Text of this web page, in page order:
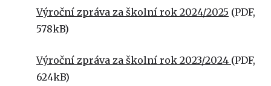
Výroční zpráva za školní rok 2024/2025 (PDF,
578kB)
Výroční zpráva za školní rok 2023/2024 (PDF,
624kB)